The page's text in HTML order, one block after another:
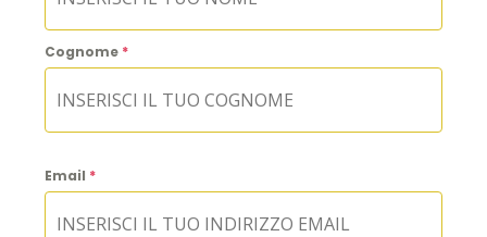
Cognome *
Email *